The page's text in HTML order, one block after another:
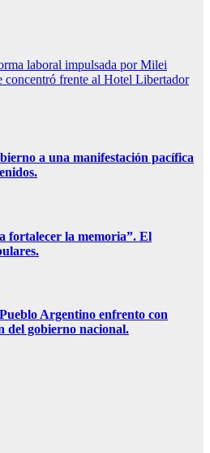
laboral impulsada por Milei
concentró frente al Hotel Libertador
a una manifestación pacífica
fortalecer la memoria”. El
Argentino enfrento con
del gobierno nacional.